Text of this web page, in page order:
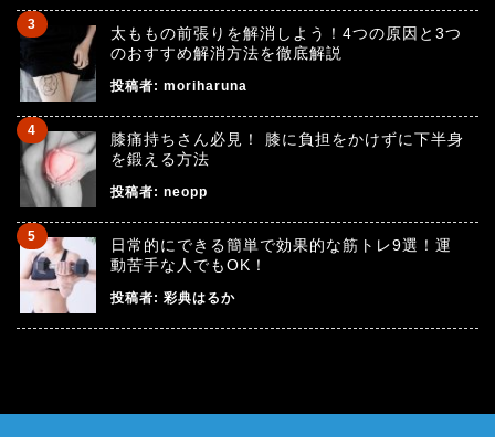
太ももの前張りを解消しよう！4つの原因と3つ
のおすすめ解消方法を徹底解説
投稿者: moriharuna
膝痛持ちさん必見！ 膝に負担をかけずに下半身
を鍛える方法
投稿者: neopp
日常的にできる簡単で効果的な筋トレ9選！運
動苦手な人でもOK！
投稿者: 彩典はるか